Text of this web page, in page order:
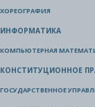
ХОРЕОГРАФИЯ
ИНФОРМАТИКА
КОМПЬЮТЕРНАЯ
КОНСТИТУЦИОННОЕ
ГОСУДАРСТВЕННОЕ